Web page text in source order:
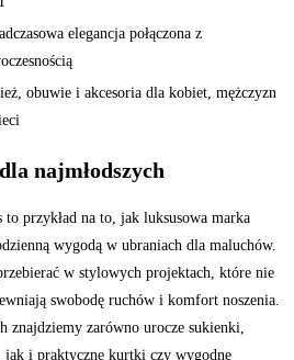
elegancja połączona z
obuwie i akcesoria dla kobiet, mężczyzn
najmłodszych
przykład na to, jak luksusowa marka
wygodą w ubraniach dla maluchów.
w stylowych projektach, które nie
swobodę ruchów i komfort noszenia.
znajdziemy zarówno urocze sukienki,
i praktyczne kurtki czy wygodne